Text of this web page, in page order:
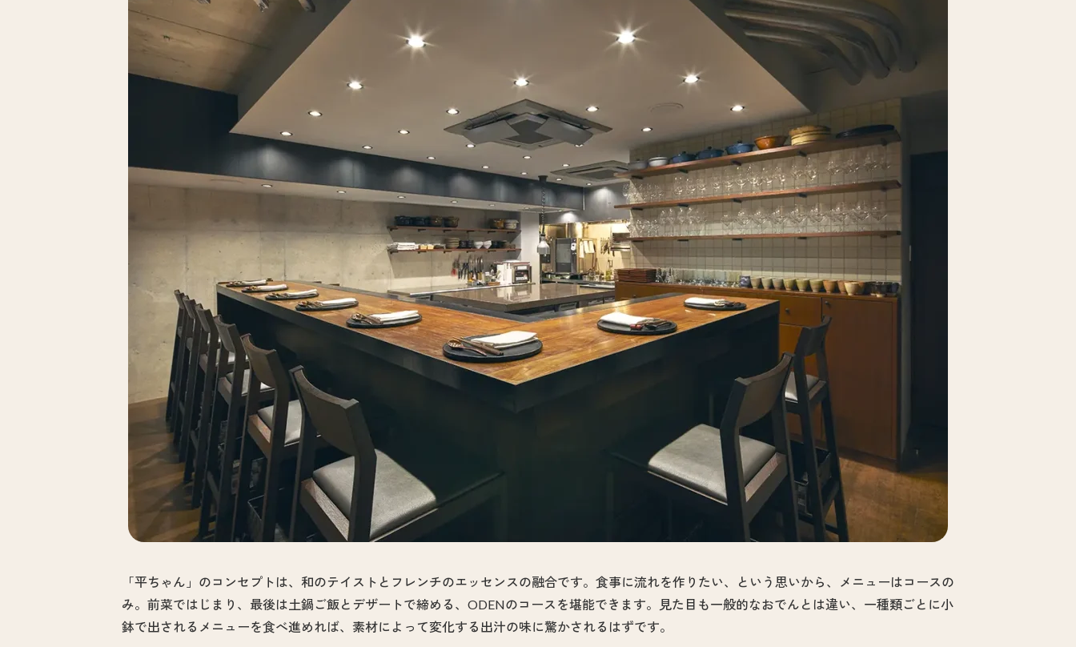
「平ちゃん」のコンセプトは、和のテイストとフレンチのエッセンスの融合です。食事に流れを作りたい、という思いから、メニューはコースの
み。前菜ではじまり、最後は土鍋ご飯とデザートで締める、ODENのコースを堪能できます。見た目も一般的なおでんとは違い、一種類ごとに小
鉢で出されるメニューを食べ進めれば、素材によって変化する出汁の味に驚かされるはずです。